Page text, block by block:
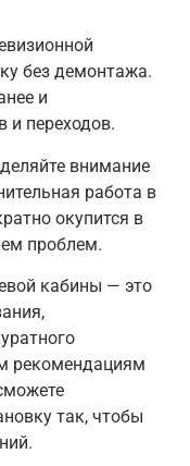
без демонтажа.
и
и переходов.
внимание
работа в
окупится в
проблем.
кабины — это
рекомендациям
так, чтобы